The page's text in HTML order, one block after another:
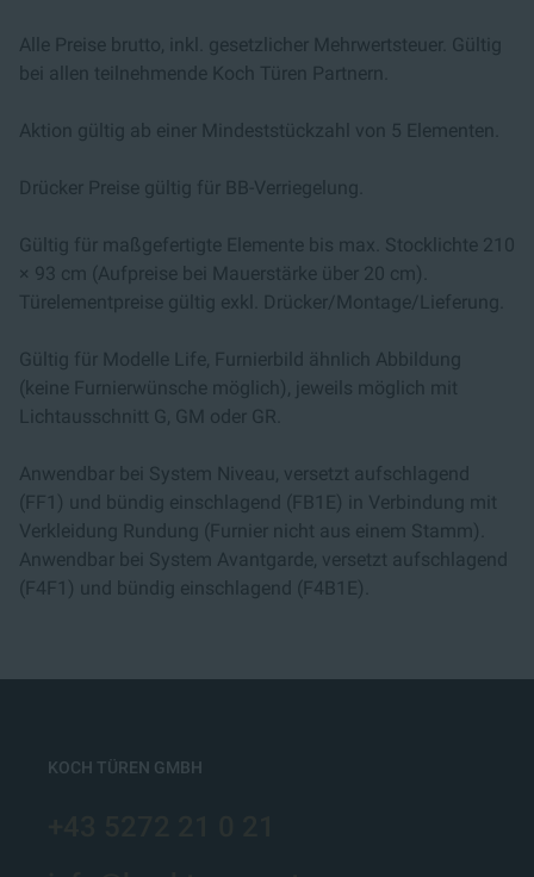
Alle Preise brutto, inkl. gesetzlicher Mehrwertsteuer. Gültig
bei allen teilnehmende Koch Türen Partnern.
Aktion gültig ab einer Mindeststückzahl von 5 Elementen.
Drücker Preise gültig für BB-Verriegelung.
Gültig für maßgefertigte Elemente bis max. Stocklichte 210
× 93 cm (Aufpreise bei Mauerstärke über 20 cm).
Türelementpreise gültig exkl. Drücker/Montage/Lieferung.
Gültig für Modelle Life, Furnierbild ähnlich Abbildung
(keine Furnierwünsche möglich), jeweils möglich mit
Lichtausschnitt G, GM oder GR.
Anwendbar bei System Niveau, versetzt aufschlagend
(FF1) und bündig einschlagend (FB1E) in Verbindung mit
Verkleidung Rundung (Furnier nicht aus einem Stamm).
Anwendbar bei System Avantgarde, versetzt aufschlagend
(F4F1) und bündig einschlagend (F4B1E).
KOCH TÜREN GMBH